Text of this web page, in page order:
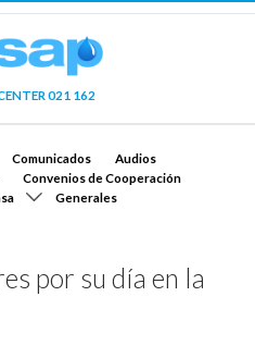
021 162
Comunicados
Audios
Convenios de Cooperación
Generales
por su día en la